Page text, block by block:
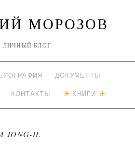
МОРОЗОВ
ЛИЧНЫЙ БЛОГ
БИОГРАФИЯ ДОКУМЕНТЫ
КОНТАКТЫ КНИГИ
JONG-IL